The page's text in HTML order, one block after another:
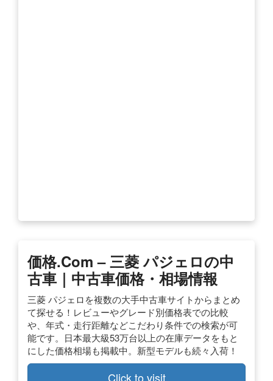
価格.com – 三菱 パジェロの中
古車｜中古車価格・相場情報
三菱 パジェロを複数の大手中古車サイトからまとめ
て探せる！レビューやグレード別価格表での比較
や、年式・走行距離などこだわり条件での検索が可
能です。日本最大級53万台以上の在庫データをもと
にした価格相場も掲載中。新型モデルも続々入荷！
Click to visit